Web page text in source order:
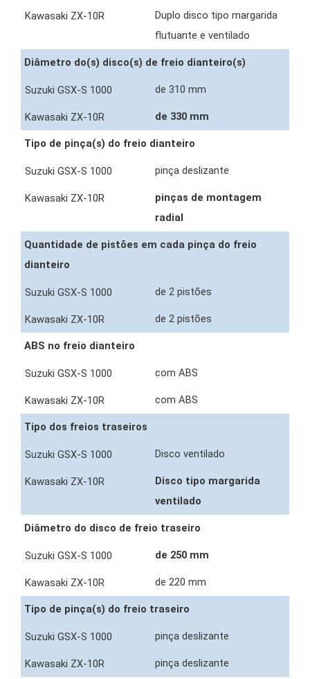
Duplo disco tipo margarida
flutuante e ventilado
Diâmetro do(s) disco(s) de freio dianteiro(s)
de 310 mm
de 330 mm
Tipo de pinça(s) do freio dianteiro
pinça deslizante
pinças de montagem
radial
Quantidade de pistões em cada pinça do freio
dianteiro
de 2 pistões
de 2 pistões
ABS no freio dianteiro
com ABS
com ABS
Tipo dos freios traseiros
Disco ventilado
Disco tipo margarida
ventilado
Diâmetro do disco de freio traseiro
de 250 mm
de 220 mm
Tipo de pinça(s) do freio traseiro
pinça deslizante
pinça deslizante